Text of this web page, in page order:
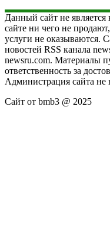
Данный сайт не
сайте ни чего не
услуги не оказываются.
новостей RSS канала
newsru.com. Материалы
ответственность за
Администрация сайта не
Сайт от bmb3 @ 2025